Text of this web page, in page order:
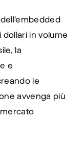
in volume
la
e
le
avvenga più